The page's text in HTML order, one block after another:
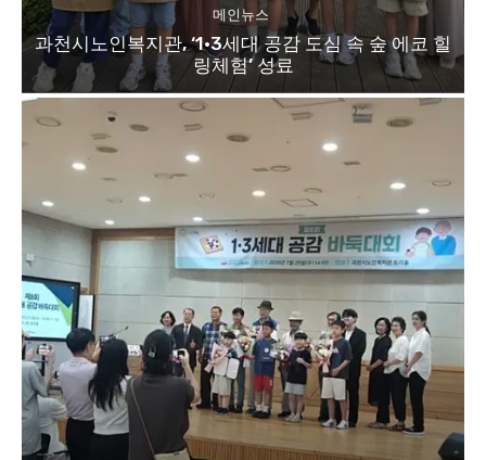
메인뉴스
과천시노인복지관, ‘1·3세대 공감 도심 속 숲 에코 힐
링체험’ 성료